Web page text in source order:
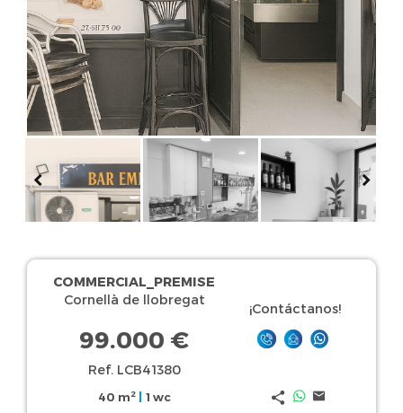
COMMERCIAL_PREMISE
Cornellà de llobregat
99.000 €
Ref. LCB41380
40 m2 1 wc
¡Contáctanos!